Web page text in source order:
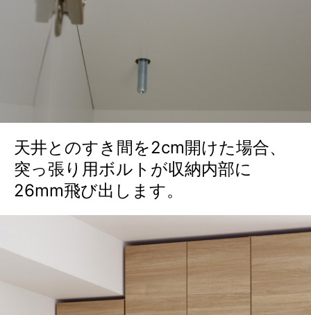
天井とのすき間を2cm開けた場合、
突っ張り用ボルトが収納内部に
26mm飛び出します。